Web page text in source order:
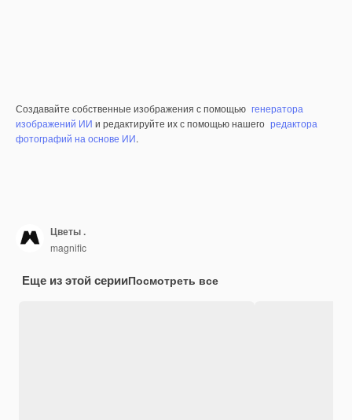
Создавайте собственные изображения с помощью генератора
изображений ИИ и редактируйте их с помощью нашего редактора
фотографий на основе ИИ.
Цветы .
magnific
Еще из этой серииПосмотреть все